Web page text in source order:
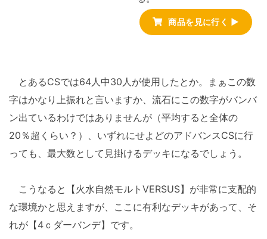
商品を見に行く ▶
とあるCSでは64人中30人が使用したとか。まぁこの数
字はかなり上振れと言いますか、流石にこの数字がバンバ
ン出ているわけではありませんが（平均すると全体の
20％超くらい？）、いずれにせよどのアドバンスCSに行
っても、最大数として見掛けるデッキになるでしょう。
こうなると【火水自然モルトVERSUS】が非常に支配的
な環境かと思えますが、ここに有利なデッキがあって、そ
れが【4ｃダーバンデ】です。